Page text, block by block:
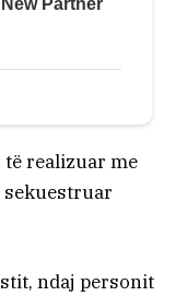
të realizuar me
ndaj personit